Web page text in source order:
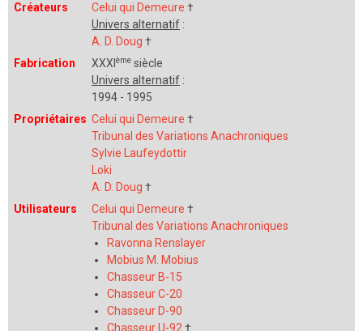
Créateurs Celui qui Demeure †
Univers alternatif :
A. D. Doug †
Fabrication
XXXI ème siècle
Univers alternatif :
1994 - 1995
Propriétaires Celui qui Demeure †
Tribunal des Variations Anachroniques
Sylvie Laufeydottir
Loki
A. D. Doug †
Utilisateurs
Celui qui Demeure †
Tribunal des Variations Anachroniques
Ravonna Renslayer
Mobius M. Mobius
Chasseur B-15
Chasseur C-20
Chasseur D-90
Chasseur U-92 †